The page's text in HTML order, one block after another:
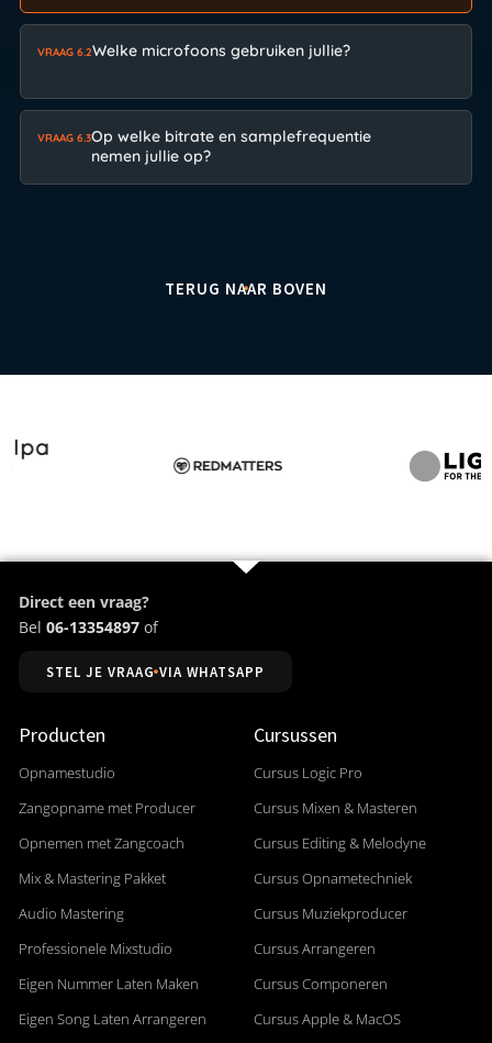
VRAAG 6.2Welke microfoons gebruiken jullie?
VRAAG 6.3Op welke bitrate en samplefrequentie
nemen jullie op?
TERUG NAAR BOVEN
Direct een vraag?
Bel 06-13354897 of
STEL JE VRAAG VIA WHATSAPP
Producten
Opnamestudio
Zangopname met Producer
Opnemen met Zangcoach
Mix & Mastering Pakket
Audio Mastering
Professionele Mixstudio
Eigen Nummer Laten Maken
Eigen Song Laten Arrangeren
Cursussen
Cursus Logic Pro
Cursus Mixen & Masteren
Cursus Editing & Melodyne
Cursus Opnametechniek
Cursus Muziekproducer
Cursus Arrangeren
Cursus Componeren
Cursus Apple & MacOS